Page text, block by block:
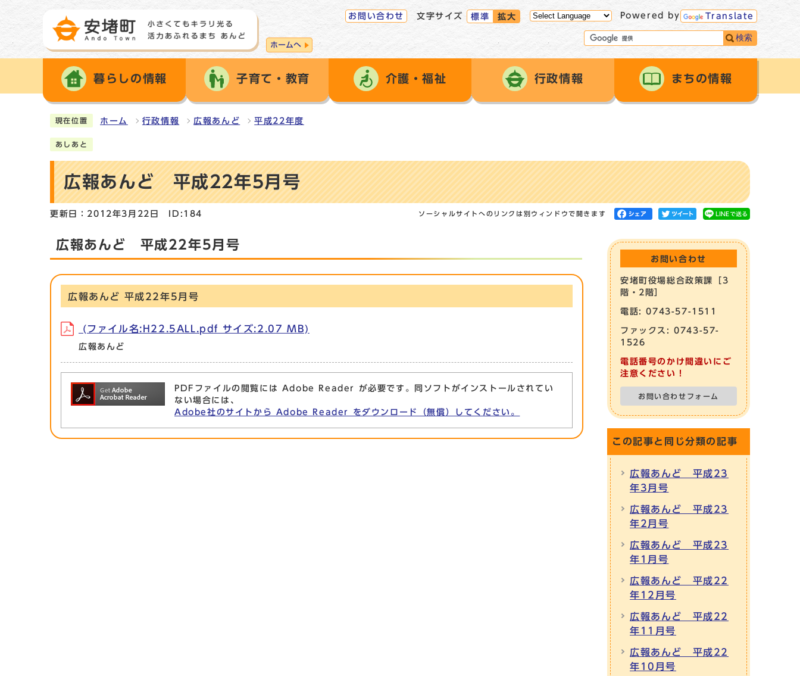
ホームへ
お問い合わせ 文字サイズ 標準 拡大 Powered by Translate
検索
暮らしの情報 子育て・教育 介護・福祉 行政情報 まちの情報
現在位置 ホーム 行政情報 広報あんど 平成22年度
あしあと
広報あんど 平成22年5月号
更新日：2012年3月22日 ID:184 ソーシャルサイトへのリンクは別ウィンドウで開きます
広報あんど 平成22年5月号
広報あんど 平成22年5月号
(ファイル名:H22.5ALL.pdf サイズ:2.07 MB)
広報あんど
PDFファイルの閲覧には Adobe Reader が必要です。同ソフトがインストールされてい
ない場合には、
Adobe社のサイトから Adobe Reader をダウンロード（無償）してください。
お問い合わせ
安堵町役場総合政策課［3
階・2階］
電話: 0743-57-1511
ファックス: 0743-57-
1526
電話番号のかけ間違いにご
注意ください！
お問い合わせフォーム
この記事と同じ分類の記事
広報あんど 平成23
年3月号
広報あんど 平成23
年2月号
広報あんど 平成23
年1月号
広報あんど 平成22
年12月号
広報あんど 平成22
年11月号
広報あんど 平成22
年10月号